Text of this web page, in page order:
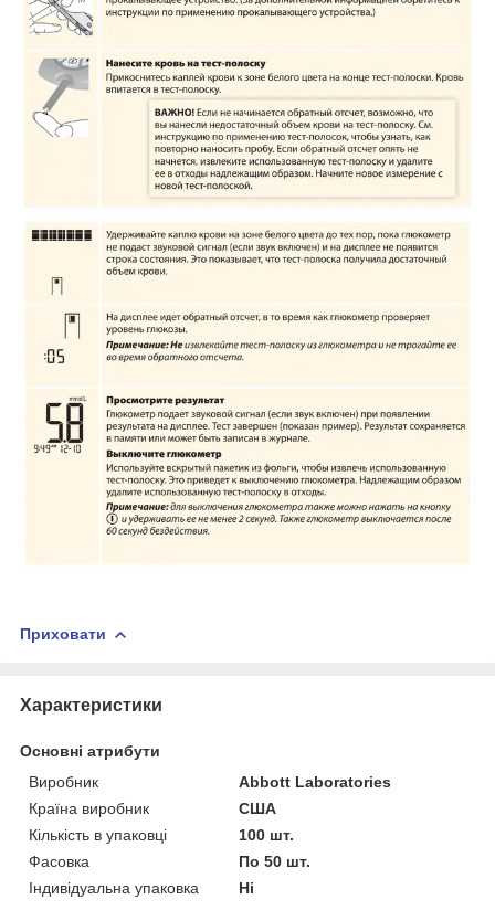
Приховати
Характеристики
Основні атрибути
Виробник
Abbott Laboratories
Країна виробник
США
Кількість в упаковці
100 шт.
Фасовка
По 50 шт.
Індивідуальна упаковка
Ні